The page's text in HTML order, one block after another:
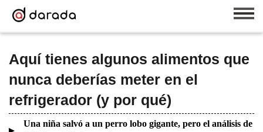
Aquí tienes algunos alimentos que
nunca deberías meter en el
refrigerador (y por qué)
Una niña salvó a un perro lobo gigante, pero el análisis de